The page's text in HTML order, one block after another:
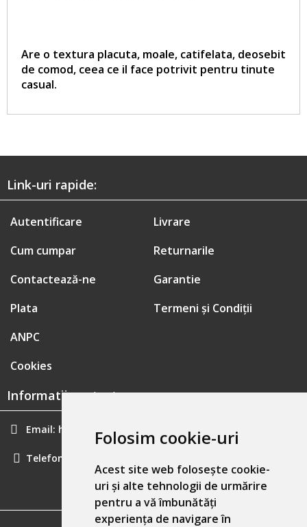
Folosim cookie-uri
Acest site web folosește cookie-
uri și alte tehnologii de urmărire
pentru a vă îmbunătăți
experiența de navigare în
Are o textura placuta, moale, catifelata, deosebit
de comod, ceea ce il face potrivit pentru tinute
casual.
Link-uri rapide:
Autentificare
Cum cumpar
Contactează-ne
Plata
Livrare
Returnarile
Garantie
Termeni și Condiții
ANPC
Cookies
Informatii contact:
Email: hainecomode@gmail.com
Telefon:
GDPR